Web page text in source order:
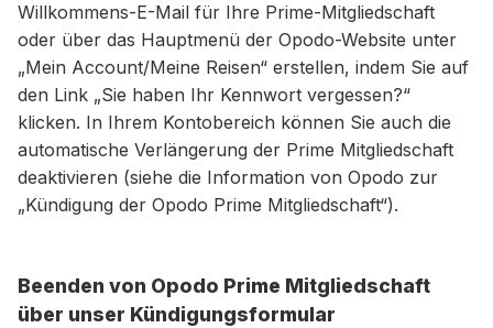
Willkommens-E-Mail für Ihre Prime-Mitgliedschaft
oder über das Hauptmenü der Opodo-Website unter
„Mein Account/Meine Reisen“ erstellen, indem Sie auf
den Link „Sie haben Ihr Kennwort vergessen?“
klicken. In Ihrem Kontobereich können Sie auch die
automatische Verlängerung der Prime Mitgliedschaft
deaktivieren (siehe die Information von Opodo zur
„Kündigung der Opodo Prime Mitgliedschaft“).
Beenden von Opodo Prime Mitgliedschaft
über unser Kündigungsformular